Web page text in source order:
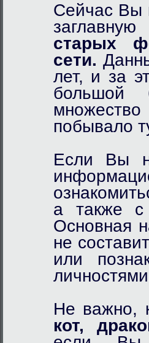
Сейчас Вы
старых
сети.
лет, и за
большой
побывало
Если Вы
а также с
Основная
не
или
Не важно,
кот,